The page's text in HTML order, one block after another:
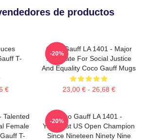
de productos
T-
€
Coco Gauff LA 1401 - Major
Advocate For Social Justice
And Equality Coco Gauff Mugs
23,00 € - 26,68 €
-20%
Talented
Female
T-
Coco Gauff LA 1401 -
Youngest US Open Champion
Since Nineteen Ninety Nine
-20%